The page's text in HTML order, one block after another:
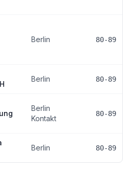
Berlin 80-89
Berlin 80-89
Berlin
Kontakt
80-89
Berlin 80-89